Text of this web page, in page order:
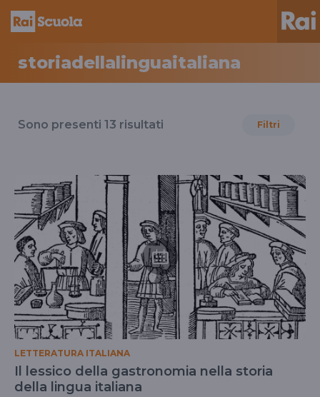
storiadellalinguaitaliana
il
storiadellalinguaitaliana
Sono presenti 13 risultati Filtri
LETTERATURA ITALIANA
Il lessico della gastronomia nella storia
della lingua italiana